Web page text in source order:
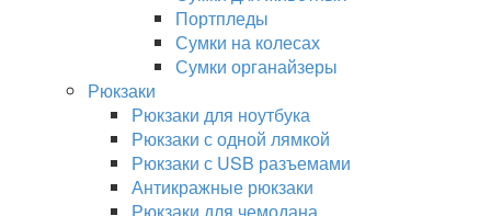
Портпледы
Сумки на колесах
Сумки органайзеры
Рюкзаки
Рюкзаки для ноутбука
Рюкзаки с одной лямкой
Рюкзаки с USB разъемами
Антикражные рюкзаки